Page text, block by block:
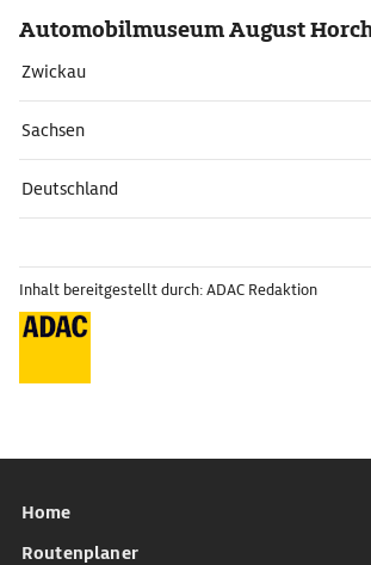
Automobilmuseum August
Zwickau
Sachsen
Deutschland
Inhalt bereitgestellt durch: ADAC Redaktion
Home
Routenplaner